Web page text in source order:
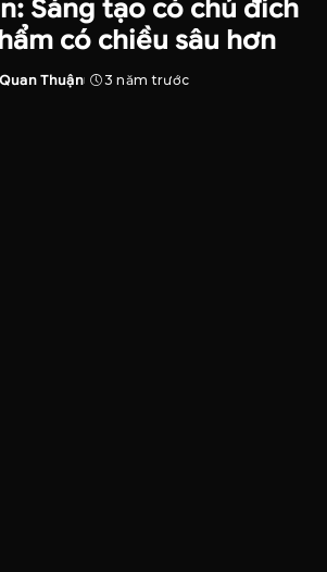
Sáng tạo có chủ đích
có chiều sâu hơn
Thuận 3 năm trước